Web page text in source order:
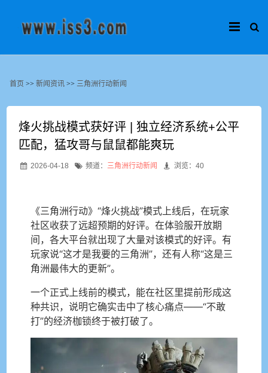
首页 >>新闻资讯 >>三角洲行动新闻
烽火挑战模式获好评 | 独立经济系统+公平
匹配，猛攻哥与鼠鼠都能爽玩
2026-04-18 频道： 三角洲行动新闻 浏览：40
《三角洲行动》“烽火挑战”模式上线后，在玩家
社区收获了远超预期的好评。在体验服开放期
间，各大平台就出现了大量对该模式的好评。有
玩家说“这才是我要的三角洲”，还有人称“这是三
角洲最伟大的更新”。
一个正式上线前的模式，能在社区里提前形成这
种共识，说明它确实击中了核心痛点——“不敢
打”的经济枷锁终于被打破了。